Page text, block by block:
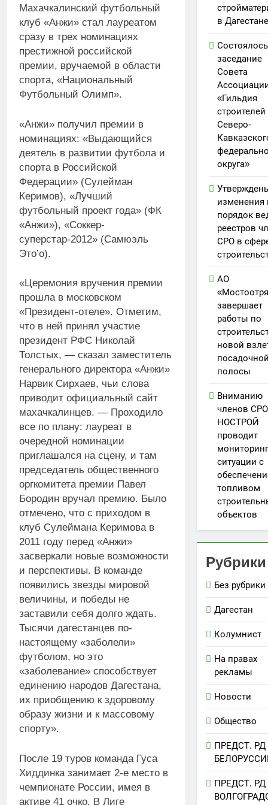
Махачкалинский футбольный
клуб «Анжи» стал лауреатом
сразу в трех номинациях
престижной российской
премии, вручаемой в области
спорта, «Национальный
Футбольный Олимп».
«Анжи» получил премии в
номинациях: «Выдающийся
деятель в развитии футбола и
спорта в Российской
Федерации» (Сулейман
Керимов), «Лучший
футбольный проект года» (ФК
«Анжи»), «Соккер-
суперстар-2012» (Самюэль
Это’о).
«Церемония вручения премии
прошла в московском
«Президент-отеле». Отметим,
что в ней принял участие
президент РФС Николай
Толстых, — сказал заместитель
генерального директора «Анжи»
Нарвик Сирхаев, чьи слова
приводит официальный сайт
махачкалинцев. — Проходило
все по плану: лауреат в
очередной номинации
приглашался на сцену, и там
председатель общественного
оргкомитета премии Павел
Бородин вручал премию. Было
отмечено, что с приходом в
клуб Сулеймана Керимова в
2011 году перед «Анжи»
засверкали новые возможности
и перспективы. В команде
появились звезды мировой
величины, и победы не
заставили себя долго ждать.
Тысячи дагестанцев по-
настоящему «заболели»
футболом, но это
«заболевание» способствует
единению народов Дагестана,
их приобщению к здоровому
образу жизни и к массовому
спорту».
После 19 туров команда Гуса
Хиддинка занимает 2-е место в
чемпионате России, имея в
активе 41 очко. В Лиге
в Дагестане
Состоялось
заседание
Совета
«Гильдия
строителей
Северо-
округа»
изменения
порядок
реестров
СРО в
АО
завершает
работы по
новой
полосы
Вниманию
членов
НОСТРОЙ
проводит
мониторинг
ситуации с
топливом
объектов
Рубрики
Без рубрики
Дагестан
Колумнист
На правах
рекламы
Новости
Общество
ПРЕДСТ. РД
ПРЕДСТ. РД